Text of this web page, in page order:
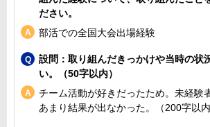
ださい。
部活での全国大会出場経験
設問：取り組んだきっかけや当時の状
い。（50字以内）
チーム活動が好きだったため。未経験
あまり結果が出なかった。（200字以内